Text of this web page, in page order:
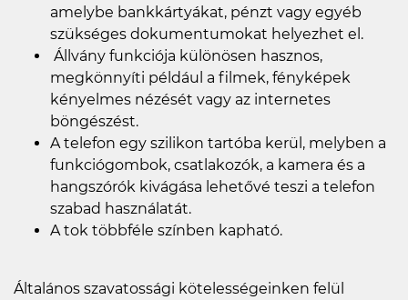
amelybe bankkártyákat, pénzt vagy egyéb
szükséges dokumentumokat helyezhet el.
Állvány funkciója különösen hasznos,
megkönnyíti például a filmek, fényképek
kényelmes nézését vagy az internetes
böngészést.
A telefon egy szilikon tartóba kerül, melyben a
funkciógombok, csatlakozók, a kamera és a
hangszórók kivágása lehetővé teszi a telefon
szabad használatát.
A tok többféle színben kapható.
Általános szavatossági kötelességeinken felül